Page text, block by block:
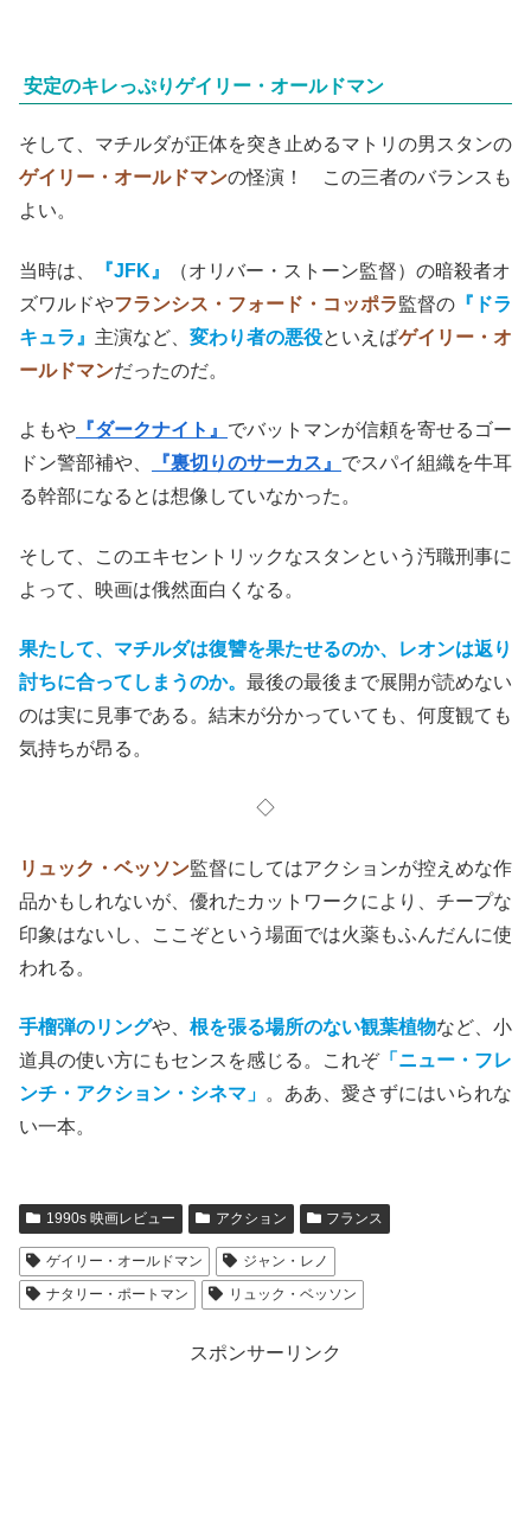
安定のキレっぷりゲイリー・オールドマン
そして、マチルダが正体を突き止めるマトリの男スタンの
ゲイリー・オールドマンの怪演！ この三者のバランスも
よい。
当時は、 『JFK』
（オリバー・ストーン監督）の暗殺者オ
ズワルドやフランシス・フォード・コッポラ監督の 『ドラ
キュラ』 主演など、 変わり者の悪役といえばゲイリー・オ
ールドマンだったのだ。
よもや 『ダークナイト』 でバットマンが信頼を寄せるゴー
ドン警部補や、
『裏切りのサーカス』 でスパイ組織を牛耳
る幹部になるとは想像していなかった。
そして、このエキセントリックなスタンという汚職刑事に
よって、映画は俄然面白くなる。
果たして、マチルダは復讐を果たせるのか、レオンは返り
討ちに合ってしまうのか。 最後の最後まで展開が読めない
のは実に見事である。結末が分かっていても、何度観ても
気持ちが昂る。
◇
リュック・ベッソン監督にしてはアクションが控えめな作
品かもしれないが、優れたカットワークにより、チープな
印象はないし、ここぞという場面では火薬もふんだんに使
われる。
手榴弾のリングや、 根を張る場所のない観葉植物など、小
道具の使い方にもセンスを感じる。これぞ「ニュー・フレ
ンチ・アクション・シネマ」 。ああ、愛さずにはいられな
い一本。
1990s 映画レビュー アクション フランス
ゲイリー・オールドマン
ジャン・レノ
ナタリー・ポートマン
リュック・ベッソン
スポンサーリンク